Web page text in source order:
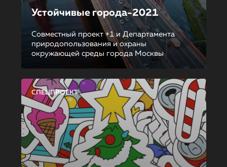
Устойчивые города-2021
Совместный проект +1 и Департамента
природопользования и охраны
окружающей среды города Москвы
СПЕЦПРОЕКТ